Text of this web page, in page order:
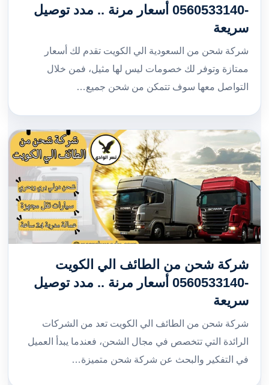
-0560533140 أسعار مرنة .. مدد توصيل
سريعة
شركة شحن من السعودية الي الكويت تقدم لك أسعار
ممتازة وتوفر لك خصومات ليس لها مثيل، فمن خلال
التواصل معها سوف تتمكن من شحن جميع…
شركة شحن من الطائف الي الكويت
-0560533140 أسعار مرنة .. مدد توصيل
سريعة
شركة شحن من الطائف الي الكويت تعد من الشركات
الرائدة التي تتخصص في مجال الشحن، فعندما يبدأ العميل
في التفكير والبحث عن شركة شحن متميزة…